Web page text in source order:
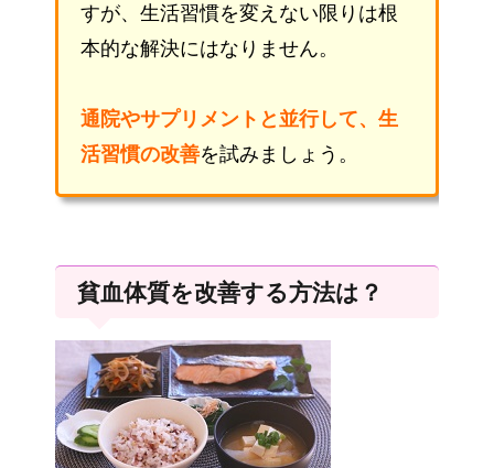
すが、生活習慣を変えない限りは根
本的な解決にはなりません。
通院やサプリメントと並行して、生
活習慣の改善を試みましょう。
貧血体質を改善する方法は？